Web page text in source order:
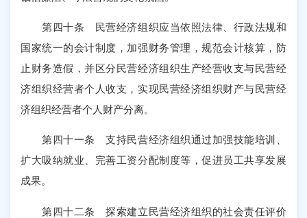
第四十条 民营经济组织应当依照法律、行政法规和
国家统一的会计制度，加强财务管理，规范会计核算，防
止财务造假，并区分民营经济组织生产经营收支与民营经
济组织经营者个人收支，实现民营经济组织财产与民营经
济组织经营者个人财产分离。
第四十一条 支持民营经济组织通过加强技能培训、
扩大吸纳就业、完善工资分配制度等，促进员工共享发展
成果。
第四十二条 探索建立民营经济组织的社会责任评价